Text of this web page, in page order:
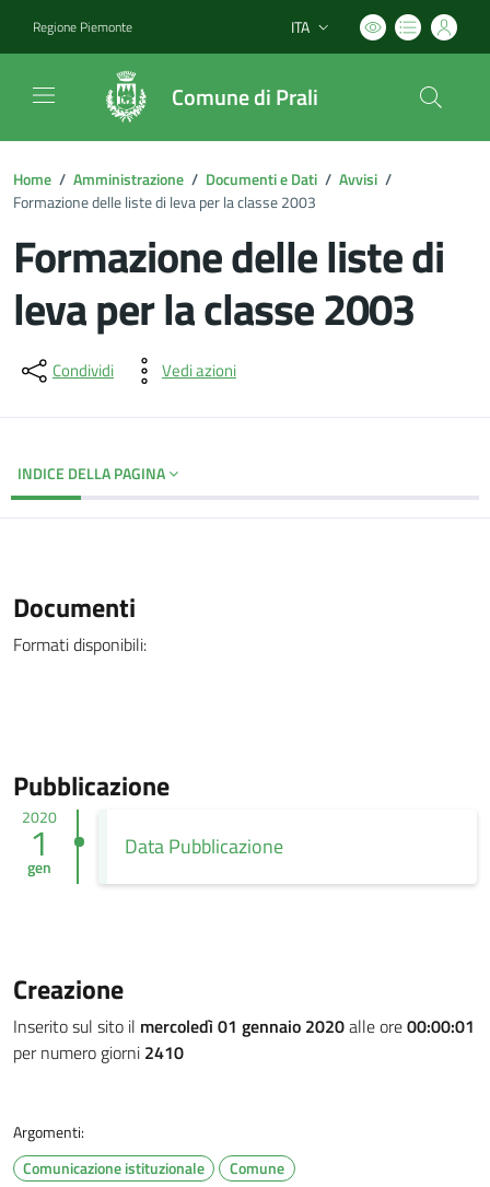
Regione Piemonte Lingua attiva:
ITA
Comune di Prali
Home / Amministrazione / Documenti e Dati / Avvisi /
Formazione delle liste di leva per la classe 2003
Formazione delle liste di
leva per la classe 2003
Dettagli del documento
Condividi Vedi azioni
INDICE DELLA PAGINA
Documenti
Formati disponibili:
Pubblicazione
2020
1
gen
Data Pubblicazione
Creazione
Inserito sul sito il mercoledì 01 gennaio 2020alle ore00:00:01
per numero giorni 2410
Argomenti:
Comunicazione istituzionale
Comune